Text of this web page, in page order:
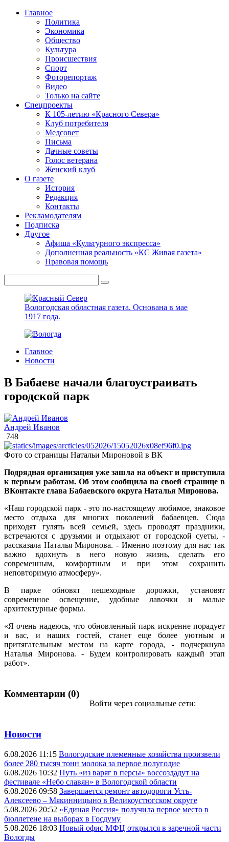
Главное
Политика
Экономика
Общество
Культура
Происшествия
Спорт
Фоторепортаж
Видео
Только на сайте
Спецпроекты
К 105-летию «Красного Севера»
Клуб потребителя
Медсовет
Письма
Дачные советы
Голос ветерана
Женский клуб
О газете
История
Редакция
Контакты
Рекламодателям
Подписка
Другое
Афиша «Культурного экспресса»
Дополненная реальность «КС Живая газета»
Правовая помощь
Вологодская областная газета. Основана в мае
1917 года.
Главное
Новости
В Бабаеве начали благоустраивать
городской парк
Андрей Иванов
748
Фото со страницы Натальи Мироновой в ВК
Подрядная организация уже зашла на объект и приступила
к первым работам. Об этом сообщила на своей странице в
ВКонтакте глава Бабаевского округа Наталья Миронова.
«Наш городской парк - это по-настоящему любимое, знаковое
место отдыха для многих поколений бабаевцев. Сюда
приходят гулять всей семьей, здесь проводят праздники,
встречаются с друзьями и отдыхают от городской суеты, -
рассказала Наталья Миронова. - Именно поэтому для нас так
важно вдохнуть в него новую жизнь, сделать его
современным, комфортным и при этом сохранить
неповторимую атмосферу».
В парке обновят пешеходные дорожки, установят
современное освещение, удобные лавочки и малые
архитектурные формы.
«Я очень надеюсь, что обновленный парк искренне порадует
и вас, и наших гостей, станет еще более уютным и
притягательным местом на карте города, - подчеркнула
Наталья Миронова. - Будем контролировать каждый этап
работ».
Комментарии (0)
Войти через социальные сети:
Новости
6.08.2026 11:15 Вологодские племенные хозяйства произвели
более 280 тысяч тонн молока за первое полугодие
6.08.2026 10:32 Путь «из варяг в персы» воссоздадут на
фестивале «Небо славян» в Вологодской области
6.08.2026 09:58 Завершается ремонт автодороги Усть-
Алексеево – Мякинницыно в Великоустюгском округе
5.08.2026 20:52 «Единая Россия» получила первое место в
бюллетене на выборах в Госдуму
5.08.2026 18:03 Новый офис МФЦ открылся в заречной части
Вологды